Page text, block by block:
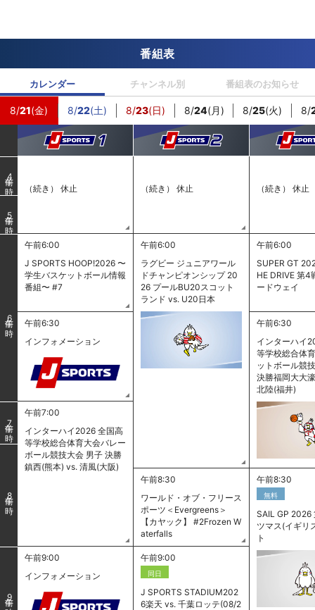
番組表
カレンダー チャンネル別 番組表のお知らせ
8/21(金) 8/22(土) 8/23(日) 8/24(月) 8/25(火) 8/
4
（続き） 休止 （続き） 休止 （続き） 休止
5
6
午前6:00
J SPORTS HOOP!2026 〜
学生バスケットボール情報
番組〜 #7
午前6:00
ラグビー ジュニアワール
ドチャンピオンシップ 20
26 プールBU20スコット
ランド vs. U20日本
午前6:00
SUPER GT
HE DRIVE 第4
ードウェイ
午前6:30
インフォメーション
午前6:30
インターハイ
等学校総合体
ットボール競
決勝福岡大大
北陸(福井)
7
午前7:00
インターハイ2026 全国高
等学校総合体育大会バレー
ボール競技大会 男子 決勝
鎮西(熊本) vs. 清風(大阪)
8
午前8:30
ワールド・オブ・フリース
ポーツ＜Evergreens＞
【カヤック】 #2Frozen W
aterfalls
午前8:30
無料
SAIL GP 2026
ツマス(イギリ
ト
9
午前9:00
インフォメーション
午前9:00
同日
J SPORTS STADIUM202
6楽天 vs. 千葉ロッテ(08/2